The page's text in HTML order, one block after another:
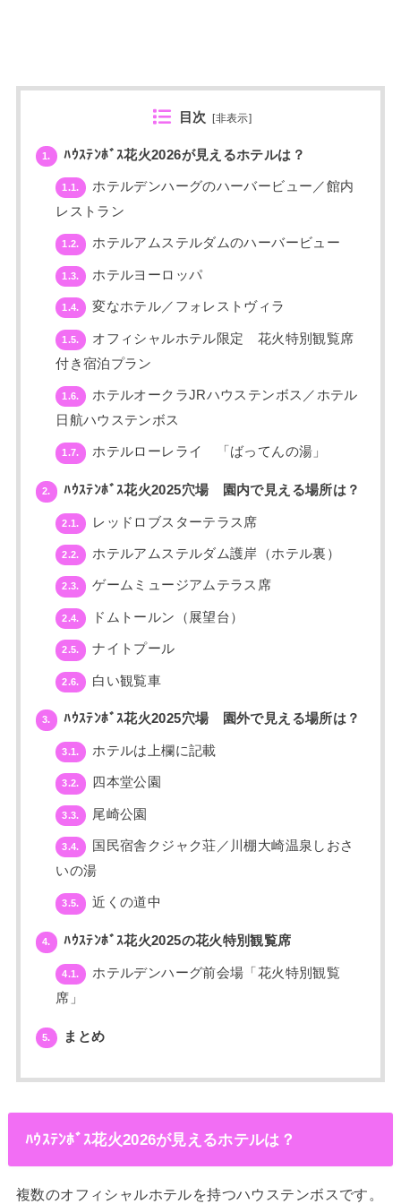
目次 [非表示]
1. ﾊｳｽﾃﾝﾎﾞｽ花火2026が見えるホテルは？
1.1.
ホテルデンハーグのハーバービュー／館内
レストラン
1.2. ホテルアムステルダムのハーバービュー
1.3. ホテルヨーロッパ
1.4. 変なホテル／フォレストヴィラ
1.5.
オフィシャルホテル限定 花火特別観覧席
付き宿泊プラン
1.6.
ホテルオークラJRハウステンボス／ホテル
日航ハウステンボス
1.7. ホテルローレライ 「ばってんの湯」
2. ﾊｳｽﾃﾝﾎﾞｽ花火2025穴場 園内で見える場所は？
2.1. レッドロブスターテラス席
2.2. ホテルアムステルダム護岸（ホテル裏）
2.3. ゲームミュージアムテラス席
2.4. ドムトールン（展望台）
2.5. ナイトプール
2.6. 白い観覧車
3. ﾊｳｽﾃﾝﾎﾞｽ花火2025穴場 園外で見える場所は？
3.1. ホテルは上欄に記載
3.2. 四本堂公園
3.3. 尾崎公園
3.4.
国民宿舎クジャク荘／川棚大崎温泉しおさ
いの湯
3.5. 近くの道中
4. ﾊｳｽﾃﾝﾎﾞｽ花火2025の花火特別観覧席
4.1.
ホテルデンハーグ前会場「花火特別観覧
席」
5. まとめ
ﾊｳｽﾃﾝﾎﾞｽ花火2026が見えるホテルは？
複数のオフィシャルホテルを持つハウステンボスです。